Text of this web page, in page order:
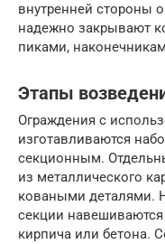
внутренней стороны
надежно закрывают
пиками,
Этапы
Ограждения с
изготавливаются
секционным.
из металлического
коваными деталями.
секции
кирпича или бетона.